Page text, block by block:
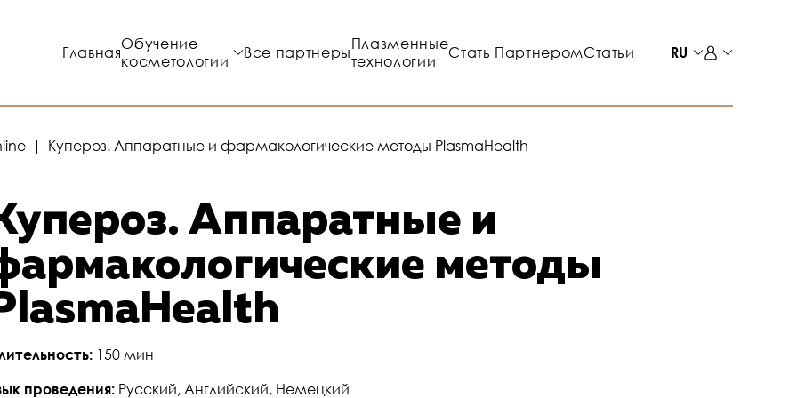
ГлавнаяОбучение
косметологии
Все партнерыПлазменные
технологии
Стать ПартнеромСтатьи RU
Купероз. Аппаратные и фармакологические методы PlasmaHealth
Аппаратные и
методы
150 мин
проведения: Русский, Английский, Немецкий